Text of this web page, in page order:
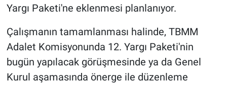
Yargı Paketi'ne eklenmesi planlanıyor.
Çalışmanın tamamlanması halinde, TBMM
Adalet Komisyonunda 12. Yargı Paketi'nin
bugün yapılacak görüşmesinde ya da Genel
Kurul aşamasında önerge ile düzenleme